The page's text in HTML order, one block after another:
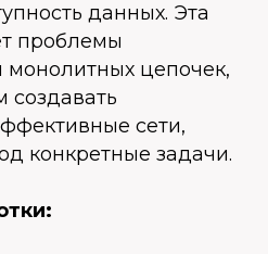
данных. Эта
проблемы
цепочек,
создавать
сети,
конкретные задачи.